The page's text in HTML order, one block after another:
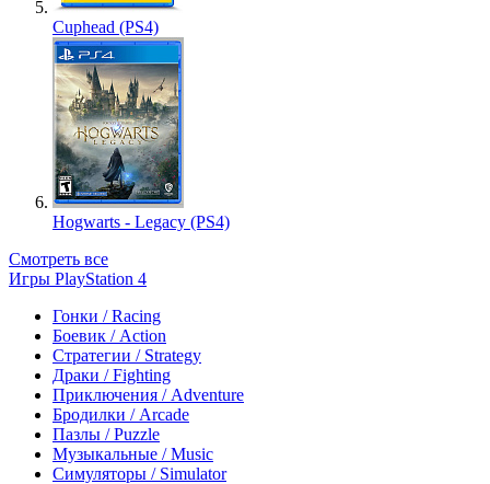
Cuphead (PS4)
Hogwarts - Legacy (PS4)
Смотреть все
Игры PlayStation 4
Гонки / Racing
Боевик / Action
Стратегии / Strategy
Драки / Fighting
Приключения / Adventure
Бродилки / Arcade
Пазлы / Puzzle
Музыкальные / Music
Симуляторы / Simulator